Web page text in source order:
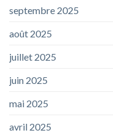
septembre 2025
août 2025
juillet 2025
juin 2025
mai 2025
avril 2025